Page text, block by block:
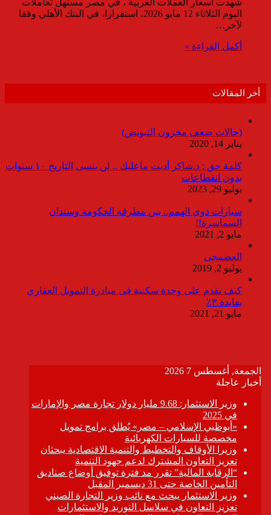
شهدت أسعار العملات العربية ، في مصر مستهل تعاملات
اليوم الثلاثاء 12 مايو 2026، استقرارا، في البنك الأهلي وفقا
لآخر…
أكمل القراءة »
أخر المقالات
(حالات ضعف مخزون التبويض)
يناير 14, 2020
كلمة حق : د.شاكر أديت ماعليك .. لن ينسى التاريخ ١٠ سنوات
بدون انقطاعات
يوليو 29, 2023
سيارات ذوى الهمم.. بين مطرقة الحكومة وسندان
السماسرة!!
مايو 2, 2021
العضمجى
يوليو 2, 2019
كيف تقدم على وحدة سكنية فى مبادرة التمويل العقاري
بفايدة ٣٪
مايو 21, 2021